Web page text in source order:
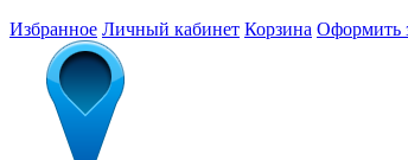
Избранное Личный кабинет Корзина Оформить